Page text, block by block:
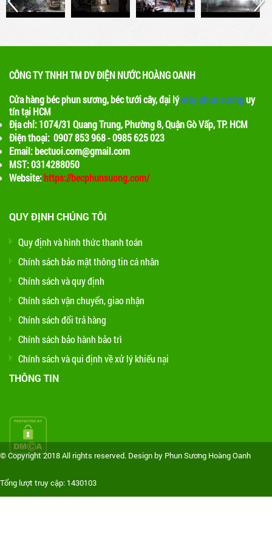
quanh sẽ giảm, tạo ra một không gian mát mẻ
CÔNG TY TNHH TM DV ĐIỆN NƯỚC HOÀNG OANH
Cửa hàng béc phun sương, béc tưới cây, đại lýmáy phun sươnguy
tín tại HCM
Địa chỉ: 1074/31 Quang Trung, Phường 8, Quận Gò Vấp, TP. HCM
Điện thoại: 0907 853 968 - 0985 625 023
Email: bectuoi.com@gmail.com
MST: 0314288050
Website:https://becphunsuong.com/
QUY ĐỊNH CHÚNG TÔI
Quy định và hình thức thanh toán
Chính sách bảo mật thông tin cá nhân
Chính sách và quy định
Chính sách vận chuyển, giao nhận
Chính sách đổi trả hàng
Chính sách bảo hành bảo trì
Chính sách và qui định về xử lý khiếu nại
THÔNG TIN
© Copyright 2018 All rights reserved. Design by Phun Sương Hoàng Oanh
Tổng lượt truy cập: 1430103